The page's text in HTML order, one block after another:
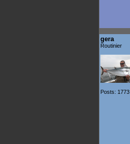
gera
Routinier
Posts: 1773